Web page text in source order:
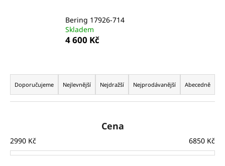
Bering 17926-714
Skladem
4 600 Kč
Ř
a
z
í
p
Doporučujeme Nejlevnější Nejdražší Nejprodávanější Abecedně
Cena
2990 Kč 6850 Kč
?